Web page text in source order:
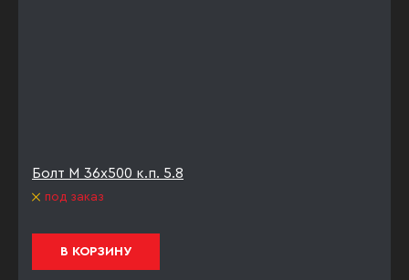
Болт М 36х500 к.п. 5.8
под заказ
В КОРЗИНУ